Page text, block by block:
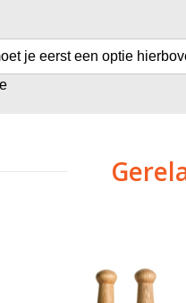
je eerst een optie